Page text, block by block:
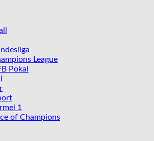
League
Pokal
1
of Champions